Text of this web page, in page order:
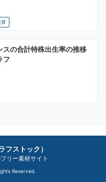
算
スの合計特殊出生率の推移
フ
ストック）
リー素材サイト
Reserved.